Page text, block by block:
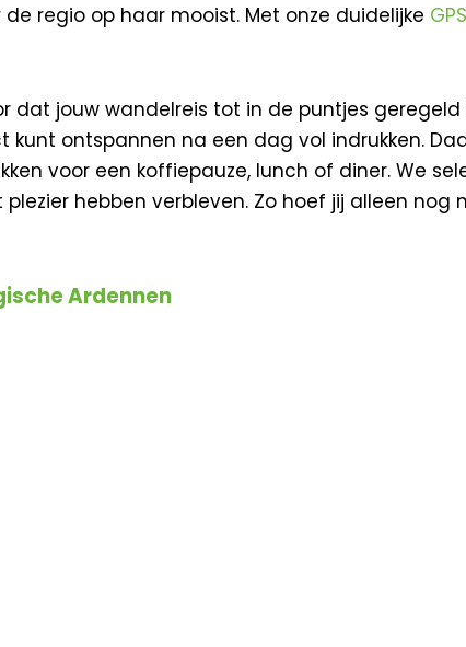
regio op haar mooist. Met onze duidelijke GPS
dat jouw wandelreis tot in de puntjes
ontspannen na een dag vol indrukken.
voor een koffiepauze, lunch of diner. We
hebben verbleven. Zo hoef jij alleen
Ardennen